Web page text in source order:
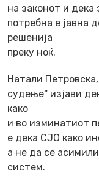
на законот и дека
потребна е јавна
решенија
преку ноќ.
Натали
судење“ изјави
како
и во изминатиот
е дека СЈО како
а не да се
систем.